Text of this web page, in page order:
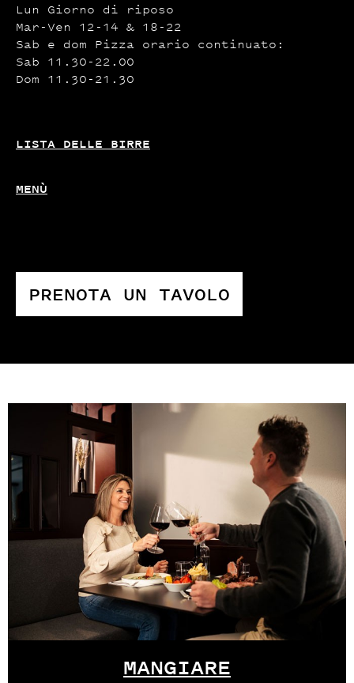
Lun Giorno di riposo
Mar-Ven 12-14 & 18-22
Sab e dom Pizza orario continuato:
Sab 11.30-22.00
Dom 11.30-21.30
LISTA DELLE BIRRE
MENÙ
PRENOTA UN TAVOLO
MANGIARE